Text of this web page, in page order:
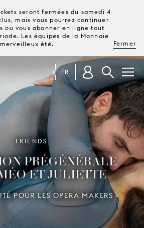
seront fermées du samedi 4
mais vous pourrez continuer
ou vous abonner en ligne tout
Les équipes de la Monnaie
été.
Fermer
PROGRAMME
MAGAZINE
TICKETS &
ABONNEMENTS
VOTRE
VISITE
FR
FRIENDS
PRÉGÉNÉRALE
ET JULIETTE
POUR LES OPERA MAKERS